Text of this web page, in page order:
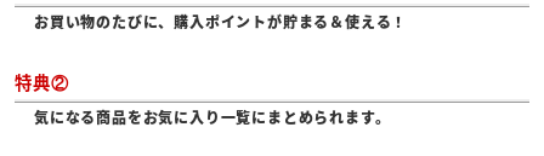
お買い物のたびに、購入ポイントが貯まる＆使える！
特典②
気になる商品をお気に入り一覧にまとめられます。